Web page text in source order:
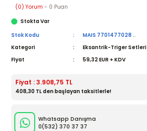
(0) Yorum - 0 Puan
Stokta Var
Stok Kodu
MAIS 7701477028 ..
Kategori
Eksantrik-Triger Setleri
Fiyat
59,32 EUR + KDV
Fiyat : 3.908,75 TL
408,30 TL den başlayan taksitlerle!
Whatsapp Danışma
0(532) 370 37 37